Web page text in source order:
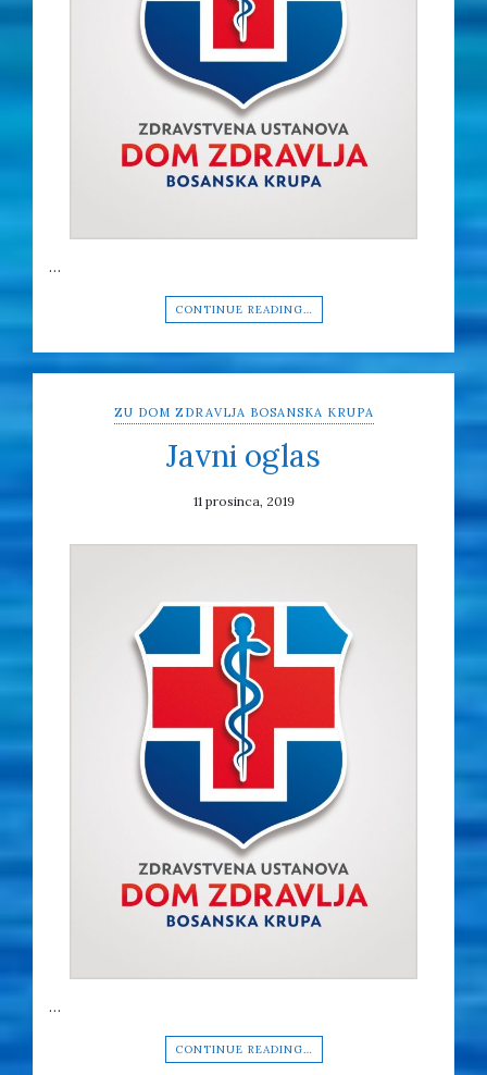
…
CONTINUE READING…
ZU DOM ZDRAVLJA BOSANSKA KRUPA
Javni oglas
11 prosinca, 2019
…
CONTINUE READING…